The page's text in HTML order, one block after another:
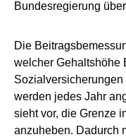
Bundesregierung
Die
welcher Gehaltshöhe
werden jedes Jahr
sieht vor, die Grenze
anzuheben. Dadurch